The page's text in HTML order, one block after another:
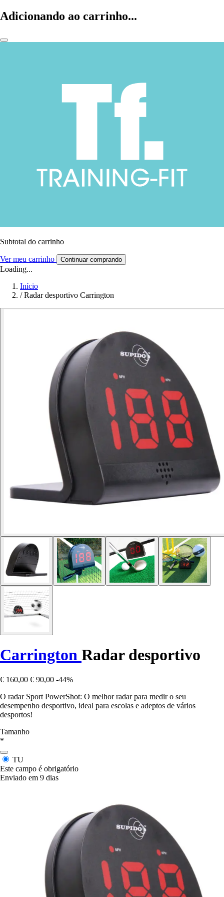
Adicionando ao carrinho...
Subtotal do carrinho
Ver meu carrinho Continuar comprando
Loading...
Início
/ Radar desportivo Carrington
Carrington Radar desportivo
€ 160,00 € 90,00 -44%
O radar Sport PowerShot: O melhor radar para medir o seu
desempenho desportivo, ideal para escolas e adeptos de vários
desportos!
Tamanho
*
TU
Este campo é obrigatório
Enviado em 9 dias